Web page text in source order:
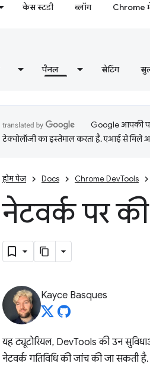
केस स्टडी ब्लॉग Chrome
पैनल सेटिंग
Google आपकी
टेक्नोलॉजी का इस्तेमाल करता है. एआई से मिले
होम पेज Docs Chrome DevTools
नेटवर्क पर
Kayce Basques
यह ट्यूटोरियल, DevTools की उन
नेटवर्क गतिविधि की जांच की जा सकती है.